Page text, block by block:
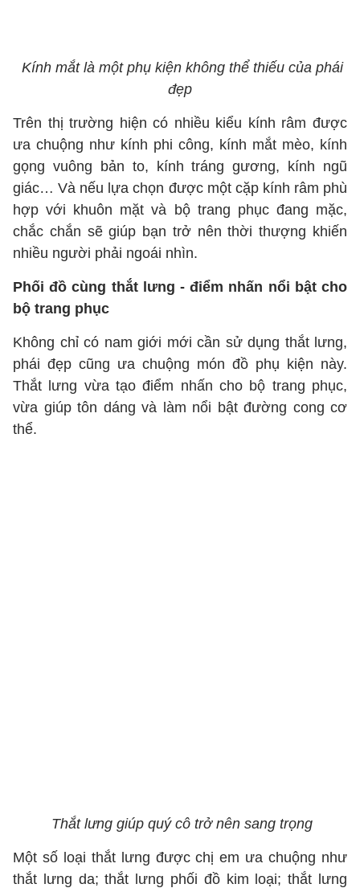
Kính mắt là một phụ kiện không thể thiếu của phái
đẹp
Trên thị trường hiện có nhiều kiểu kính râm được
ưa chuộng như kính phi công, kính mắt mèo, kính
gọng vuông bản to, kính tráng gương, kính ngũ
giác… Và nếu lựa chọn được một cặp kính râm phù
hợp với khuôn mặt và bộ trang phục đang mặc,
chắc chắn sẽ giúp bạn trở nên thời thượng khiến
nhiều người phải ngoái nhìn.
Phối đồ cùng thắt lưng - điểm nhấn nổi bật cho
bộ trang phục
Không chỉ có nam giới mới cần sử dụng thắt lưng,
phái đẹp cũng ưa chuộng món đồ phụ kiện này.
Thắt lưng vừa tạo điểm nhấn cho bộ trang phục,
vừa giúp tôn dáng và làm nổi bật đường cong cơ
thể.
Thắt lưng giúp quý cô trở nên sang trọng
Một số loại thắt lưng được chị em ưa chuộng như
thắt lưng da; thắt lưng phối đồ kim loại; thắt lưng